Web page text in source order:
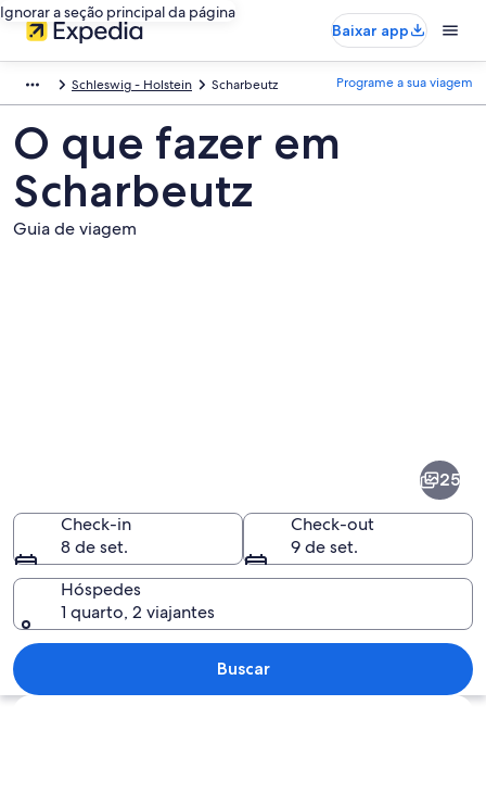
Ignorar a seção principal da página
Baixar app
Schleswig - Holstein Scharbeutz Programe a sua viagem
O que fazer em
Scharbeutz
Guia de viagem
Uma trilha que leva a um edifício
25
Check-in
8 de set.
Check-out
9 de set.
Hóspedes
1 quarto, 2 viajantes
Buscar
Explorar mapa